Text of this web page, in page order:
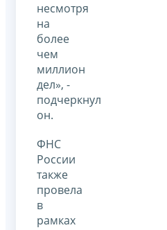
несмотря
на
более
чем
миллион
дел», -
подчеркнул
он.
ФНС
России
также
провела
в
рамках